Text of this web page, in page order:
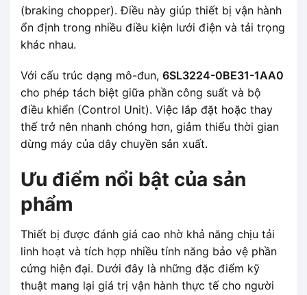
(braking chopper). Điều này giúp thiết bị vận hành
ổn định trong nhiều điều kiện lưới điện và tải trọng
khác nhau.
Với cấu trúc dạng mô-đun, 6SL3224-0BE31-1AA0
cho phép tách biệt giữa phần công suất và bộ
điều khiển (Control Unit). Việc lắp đặt hoặc thay
thế trở nên nhanh chóng hơn, giảm thiểu thời gian
dừng máy của dây chuyền sản xuất.
Ưu điểm nổi bật của sản
phẩm
Thiết bị được đánh giá cao nhờ khả năng chịu tải
linh hoạt và tích hợp nhiều tính năng bảo vệ phần
cứng hiện đại. Dưới đây là những đặc điểm kỹ
thuật mang lại giá trị vận hành thực tế cho người